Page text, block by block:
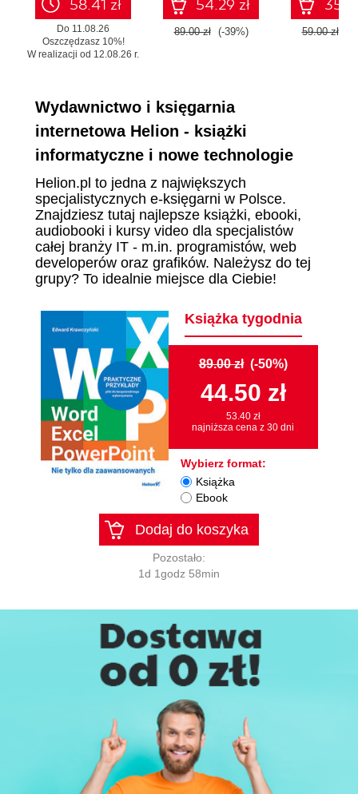
58.41 zł
Do 11.08.26
Oszczędzasz 10%!
W realizacji od 12.08.26 r.
54.29 zł
89.00 zł (-39%) 59.00 zł
Wydawnictwo i księgarnia
internetowa Helion - książki
informatyczne i nowe technologie
Helion.pl to jedna z największych
specjalistycznych e-księgarni w Polsce.
Znajdziesz tutaj najlepsze książki, ebooki,
audiobooki i kursy video dla specjalistów
całej branży IT - m.in. programistów, web
developerów oraz grafików. Należysz do tej
grupy? To idealnie miejsce dla Ciebie!
Książka tygodnia
89.00 zł (-50%)
44.50 zł
53.40 zł
najniższa cena z 30 dni
Wybierz format:
Książka
Ebook
Dodaj do koszyka
Pozostało:
1d 1godz 58min